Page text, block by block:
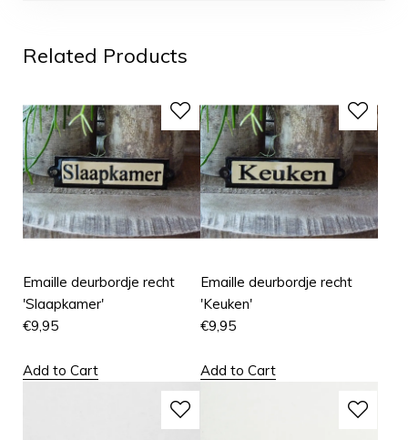
Related Products
Emaille deurbordje recht
'Slaapkamer'
€9,95
Add to Cart
Emaille deurbordje recht
'Keuken'
€9,95
Add to Cart